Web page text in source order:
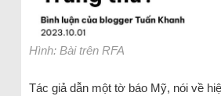
Hình: Bài trên RFA
Tác giả dẫn một tờ báo Mỹ, nói về